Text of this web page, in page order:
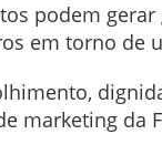
podem
em torno de
marketing da